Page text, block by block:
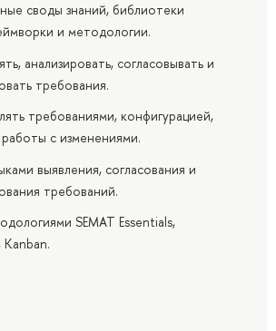
своды знаний, библиотеки
и методологии.
анализировать, согласовывать и
требования.
требованиями, конфигурацией,
с изменениями.
выявления, согласования и
требований.
SEMAT Essentials,